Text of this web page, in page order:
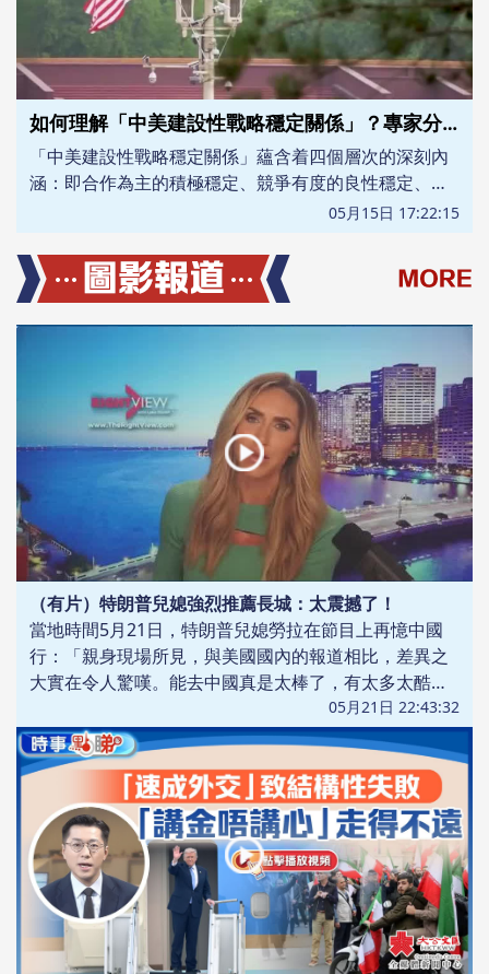
如何理解「中美建設性戰略穩定關係」？專家分析
「中美建設性戰略穩定關係」蘊含着四個層次的深刻內
涵：即合作為主的積極穩定、競爭有度的良性穩定、分
歧可控的常態穩定、和平可期的持久穩定。如何理解這
伯的分析。
05月15日 17:22:15
（有片）特朗普兒媳強烈推薦長城：太震撼了！
當地時間5月21日，特朗普兒媳勞拉在節目上再憶中國
行：「親身現場所見，與美國國內的報道相比，差異之
大實在令人驚嘆。能去中國真是太棒了，有太多太酷的
東西可以看了，有幾千年的歷史，我們國家才存在了
250年。」
05月21日 22:43:32